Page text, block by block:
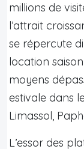
millions de
l’attrait
se répercute
location
moyens
estivale dans
Limassol,
L’essor des